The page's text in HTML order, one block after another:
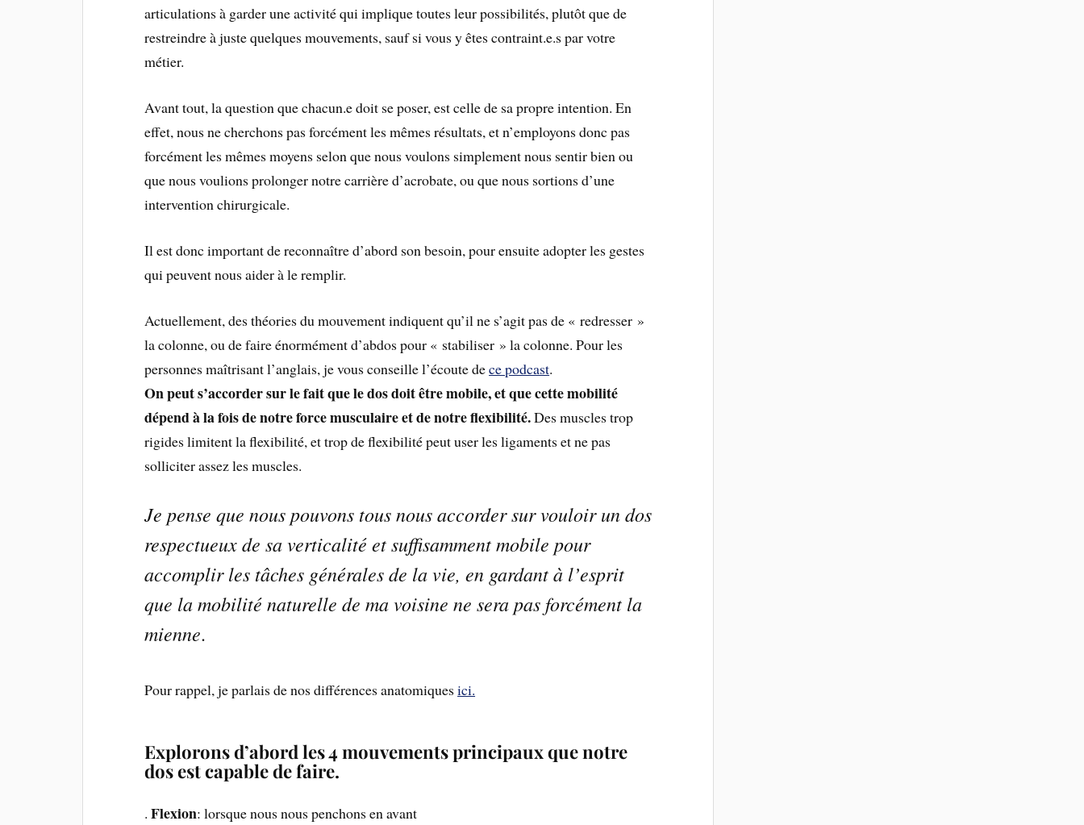
articulations à garder une activité qui implique toutes leur possibilités, plutôt que de
restreindre à juste quelques mouvements, sauf si vous y êtes contraint.e.s par votre
métier.
Avant tout, la question que chacun.e doit se poser, est celle de sa propre intention. En
effet, nous ne cherchons pas forcément les mêmes résultats, et n’employons donc pas
forcément les mêmes moyens selon que nous voulons simplement nous sentir bien ou
que nous voulions prolonger notre carrière d’acrobate, ou que nous sortions d’une
intervention chirurgicale.
Il est donc important de reconnaître d’abord son besoin, pour ensuite adopter les gestes
qui peuvent nous aider à le remplir.
Actuellement, des théories du mouvement indiquent qu’il ne s’agit pas de « redresser »
la colonne, ou de faire énormément d’abdos pour « stabiliser » la colonne. Pour les
personnes maîtrisant l’anglais, je vous conseille l’écoute dece podcast.
On peut s’accorder sur le fait que le dos doit être mobile, et que cette mobilité
dépend à la fois de notre force musculaire et de notre flexibilité.Des muscles trop
rigides limitent la flexibilité, et trop de flexibilité peut user les ligaments et ne pas
solliciter assez les muscles.
Je pense que nous pouvons tous nous accorder sur vouloir un dos
respectueux de sa verticalité et suffisamment mobile pour
accomplir les tâches générales de la vie, en gardant à l’esprit
que la mobilité naturelle de ma voisine ne sera pas forcément la
mienne.
Pour rappel, je parlais de nos différences anatomiquesici.
Explorons d’abord les 4 mouvements principaux que notre
dos est capable de faire.
.Flexion: lorsque nous nous penchons en avant